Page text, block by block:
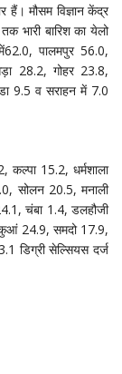
मौसम विज्ञान केंद्र
भारी बारिश का येलो
पालमपुर 56.0,
28.2, गोहर 23.8,
9.5 व सराहन में 7.0
कल्पा 15.2, धर्मशाला
सोलन 20.5, मनाली
चंबा 1.4, डलहौजी
24.9, समदो 17.9,
डिग्री सेल्सियस दर्ज